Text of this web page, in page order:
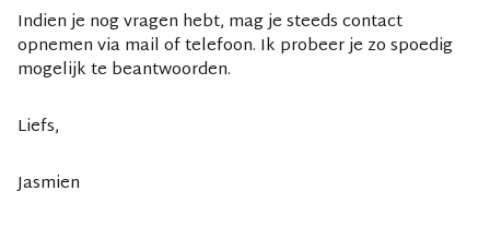
Indien je nog vragen hebt, mag je steeds contact
opnemen via mail of telefoon. Ik probeer je zo spoedig
mogelijk te beantwoorden.
Liefs,
Jasmien